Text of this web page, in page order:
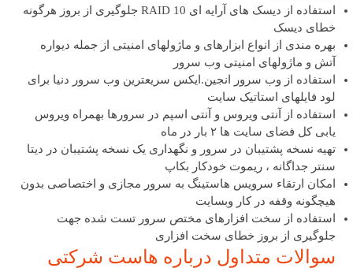
استفاده از دیسک های آرایه ای RAID 10 جلوگیری از بروز هرگونه
خطای دیسک
بهره مندی از انواع ابزارهای و ماژولهای امنیتی از جمله دیواره
آتش و ماژولهای امنیتی وب سرور
استفاده از وب سرور انجین.ایکس سریعترین وب سرور دنیا برای
لود فایلهای استاتیک سایت
استفاده از آنتی ویروس و آنتی اسپم در سرورها بهمراه ویروس
یابی کل فضای سایت ها ۲ بار در ماه
تهیه نسخه پشتیبان در سرور و نگهداری یک نسخه پشتیبان در دیتا
سنتر جداگانه ، ریموت خودکار بکاپ
امکان ارتقاء سرویس هاستینگ به سرور مجازی و اختصاصی بدون
هیچگونه وقفه در کار وبسایت
استفاده از سخت افزارهای مختص سرور تست شده جهت
جلوگیری از بروز خطای سخت افزاری
سوالات متداول درباره هاست شرکتی